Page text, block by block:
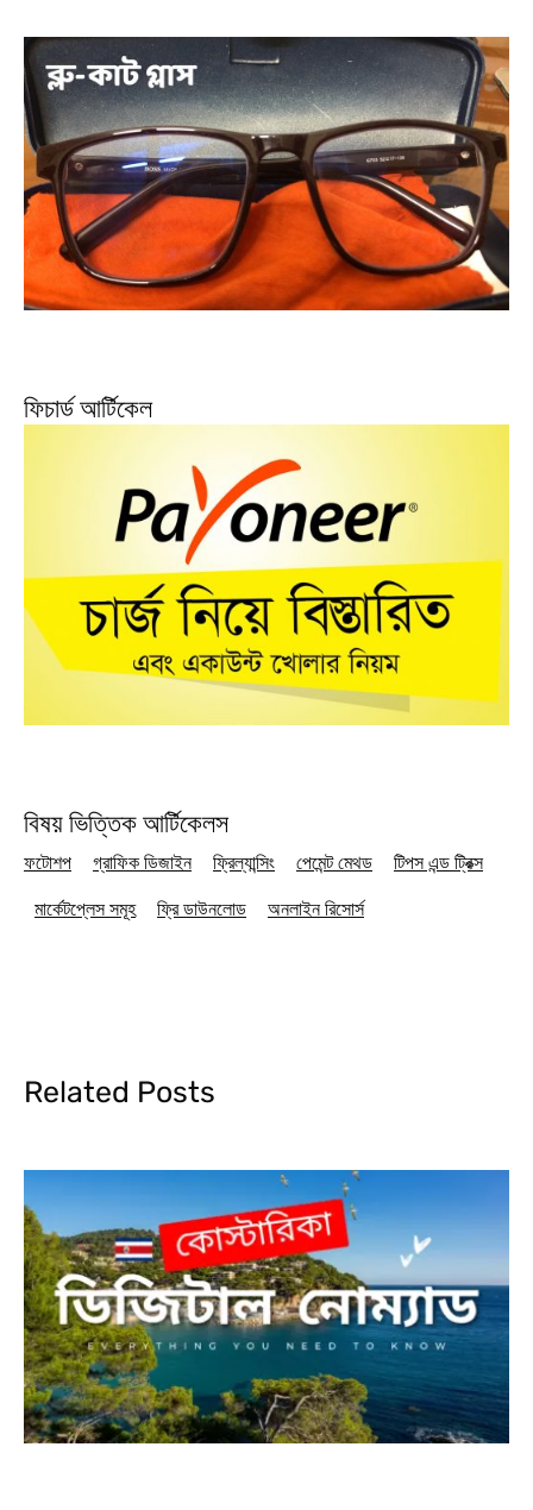
ফিচার্ড আর্টিকেল
বিষয় ভিত্তিক আর্টিকেলস
ফটোশপ গ্রাফিক ডিজাইন ফ্রিল্যান্সিং পেমেন্ট মেথড টিপস এন্ড ট্রিক্স
মার্কেটপ্লেস সমূহ ফ্রি ডাউনলোড অনলাইন রিসোর্স
Related Posts